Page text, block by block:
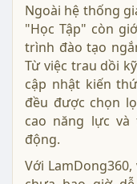
Ngoài hệ thống
"Học Tập" còn
trình đào tạo
Từ việc trau dồi
cập nhật kiến
đều được chọn
cao năng lực
động.
Với